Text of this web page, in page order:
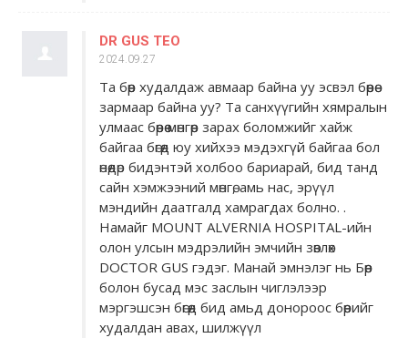
DR GUS TEO
2024.09.27
Та бөөр худалдаж авмаар байна уу эсвэл бөөрөө
зармаар байна уу? Та санхүүгийн хямралын
улмаас бөөрөө мөнгөөр ​​зарах боломжийг хайж
байгаа бөгөөд юу хийхээ мэдэхгүй байгаа бол
өнөөдөр бидэнтэй холбоо бариарай, бид танд
сайн хэмжээний мөнгө, амь нас, эрүүл
мэндийн даатгалд хамрагдах болно. .
Намайг MOUNT ALVERNIA HOSPITAL-ийн
олон улсын мэдрэлийн эмчийн зөвлөх
DOCTOR GUS гэдэг. Манай эмнэлэг нь Бөөр
болон бусад мэс заслын чиглэлээр
мэргэшсэн бөгөөд бид амьд донороос бөөрийг
худалдан авах, шилжүүл